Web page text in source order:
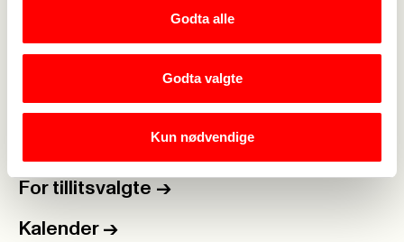
Godta alle
Godta valgte
Kun nødvendige
Lønn og tariff ->
For tillitsvalgte ->
Kalender ->